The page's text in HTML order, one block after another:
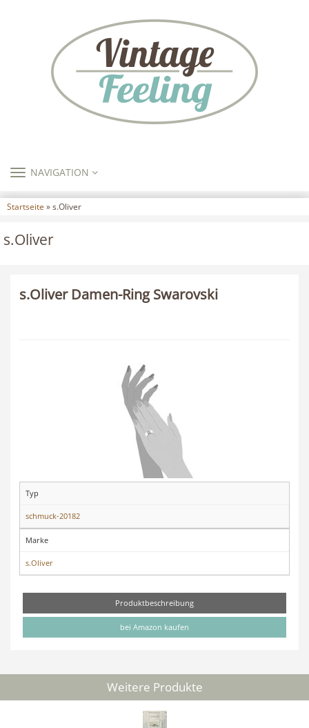
TOGGLE
NAVIGATION
Startseite » s.Oliver
s.Oliver
s.Oliver Damen-Ring Swarovski
Typ
schmuck-20182
Marke
s.Oliver
Produktbeschreibung
bei Amazon kaufen
Weitere Produkte